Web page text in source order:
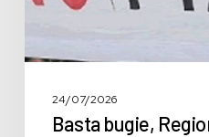
24/07/2026
Basta bugie,